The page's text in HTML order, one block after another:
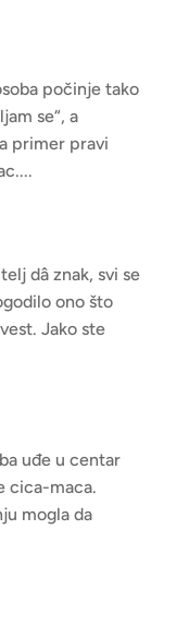
počinje tako
se“, a
primer pravi
dâ znak, svi se
ono što
Jako ste
uđe u centar
cica-maca.
mogla da